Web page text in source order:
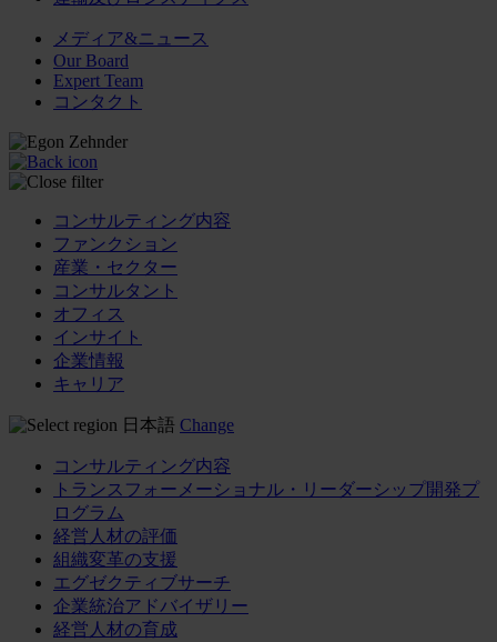
メディア&ニュース
Our Board
Expert Team
コンタクト
コンサルティング内容
ファンクション
産業・セクター
コンサルタント
オフィス
インサイト
企業情報
キャリア
日本語 Change
コンサルティング内容
トランスフォーメーショナル・リーダーシップ開発プ
ログラム
経営人材の評価
組織変革の支援
エグゼクティブサーチ
企業統治アドバイザリー
経営人材の育成